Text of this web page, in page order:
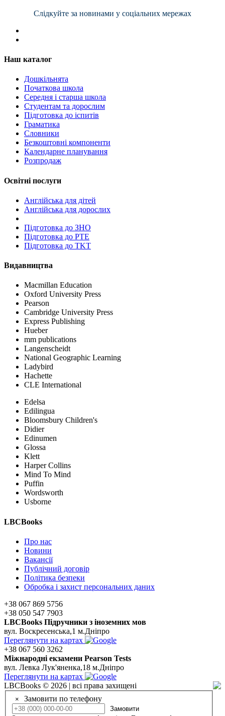
Слідкуйте за новинами у соціальних мережах
Наш каталог
Дошкільнята
Початкова школа
Середня і старша школа
Студентам та дорослим
Підготовка до іспитів
Граматика
Словники
Безкоштовні компоненти
Календарне планування
Розпродаж
Освітні послуги
Англійська для дітей
Англійська для дорослих
Пiдготовка до ЗНО
Підготовка до PTE
Підготовка до TKT
Видавництва
Macmillan Education
Oxford University Press
Pearson
Cambridge University Press
Express Publishing
Hueber
mm publications
Langenscheidt
National Geographic Learning
Ladybird
Hachette
CLE International
Edelsa
Edilingua
Bloomsbury Children's
Didier
Edinumen
Glossa
Klett
Harper Collins
Mind To Mind
Puffin
Wordsworth
Usborne
LBCBooks
Про нас
Новини
Вакансії
Публічний договір
Політика безпеки
Обробка і захист персональних даних
+38 067 869 5756
+38 050 547 7903
LBCBooks Підручники з іноземних мов
вул. Воскресенська,1 м.Дніпро
Переглянути на картах
+38 067 560 3262
Мiжнароднi екзамени Pearson Tests
вул. Левка Лук'яненка,18 м.Дніпро
Переглянути на картах
LBCBooks © 2026 | всі права захищені
× Замовити по телефону
Замовити